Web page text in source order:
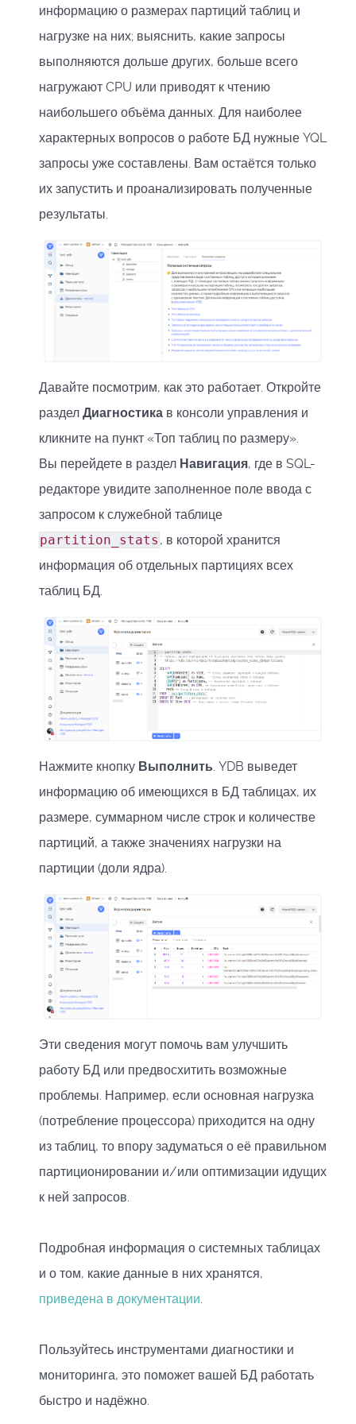
информацию о размерах партиций таблиц и
нагрузке на них; выяснить, какие запросы
выполняются дольше других, больше всего
нагружают CPU или приводят к чтению
наибольшего объёма данных. Для наиболее
характерных вопросов о работе БД нужные YQL
запросы уже составлены. Вам остаётся только
их запустить и проанализировать полученные
результаты.
Давайте посмотрим, как это работает. Откройте
раздел Диагностика в консоли управления и
кликните на пункт «Топ таблиц по размеру».
Вы перейдете в раздел Навигация, где в SQL-
редакторе увидите заполненное поле ввода с
запросом к служебной таблице
partition_stats , в которой хранится
информация об отдельных партициях всех
таблиц БД.
Нажмите кнопку Выполнить. YDB выведет
информацию об имеющихся в БД таблицах, их
размере, суммарном числе строк и количестве
партиций, а также значениях нагрузки на
партиции (доли ядра).
Эти сведения могут помочь вам улучшить
работу БД или предвосхитить возможные
проблемы. Например, если основная нагрузка
(потребление процессора) приходится на одну
из таблиц, то впору задуматься о её правильном
партиционировании и/или оптимизации идущих
к ней запросов.
Подробная информация о системных таблицах
и о том, какие данные в них хранятся,
приведена в документации
Пользуйтесь инструментами диагностики и
мониторинга, это поможет вашей БД работать
быстро и надёжно.